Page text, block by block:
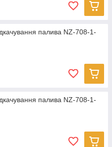
палива NZ-708-1-
палива NZ-708-1-